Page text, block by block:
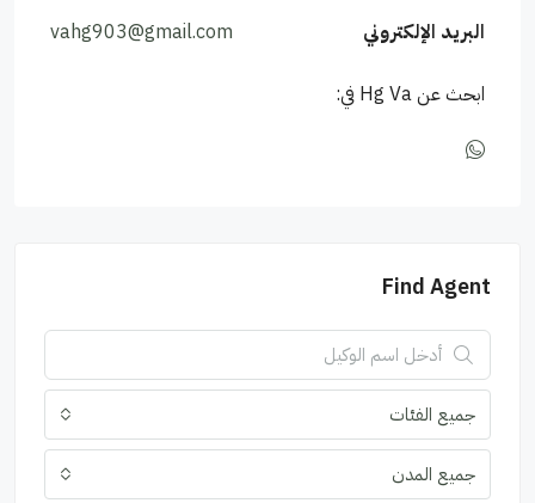
البريد الإلكتروني
vahg903@gmail.com
ابحث عن Hg Va في:
Find Agent
جميع الفئات
جميع المدن